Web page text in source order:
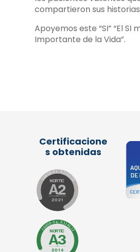
compartieron sus
Apoyemos este “SI” “El SI
Importante de la Vida”.
Certificacione
s obtenidas